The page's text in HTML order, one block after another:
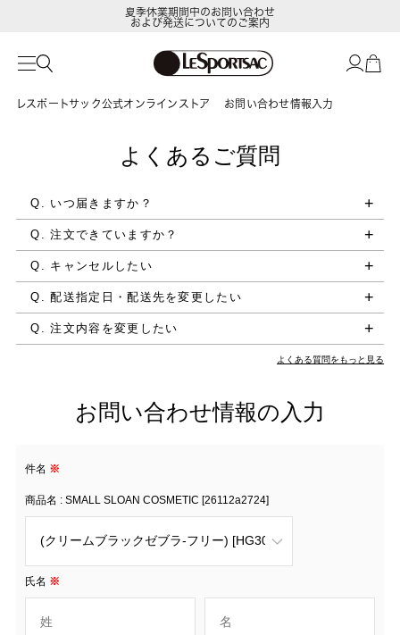
夏季休業期間中のお問い合わせ
および発送についてのご案内
レスポートサック公式オンラインストア お問い合わせ情報入力
よくあるご質問
Q. いつ届きますか？
Q. 注文できていますか？
Q. キャンセルしたい
Q. 配送指定日・配送先を変更したい
Q. 注文内容を変更したい
よくある質問をもっと見る
お問い合わせ情報の入力
件名 ※
商品名 : SMALL SLOAN COSMETIC [26112a2724]
氏名 ※